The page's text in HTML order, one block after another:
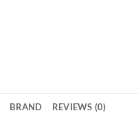
BRAND REVIEWS (0)